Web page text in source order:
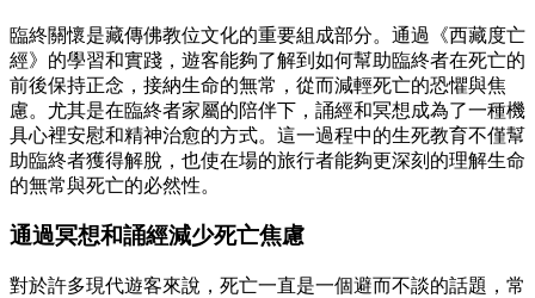
臨終關懷是藏傳佛教位文化的重要組成部分。通過《西藏度亡
經》的學習和實踐，遊客能夠了解到如何幫助臨終者在死亡的
前後保持正念，接納生命的無常，從而減輕死亡的恐懼與焦
慮。尤其是在臨終者家屬的陪伴下，誦經和冥想成為了一種機
具心裡安慰和精神治愈的方式。這一過程中的生死教育不僅幫
助臨終者獲得解脫，也使在場的旅行者能夠更深刻的理解生命
的無常與死亡的必然性。
通過冥想和誦經減少死亡焦慮
對於許多現代遊客來說，死亡一直是一個避而不談的話題，常